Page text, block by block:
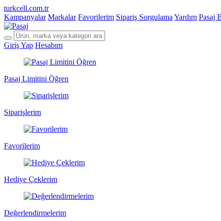
turkcell.com.tr
Kampanyalar Markalar Favorilerim Sipariş Sorgulama Yardım Pasaj
Giriş Yap Hesabım
Pasaj Limitini Öğren
Siparişlerim
Favorilerim
Hediye Çeklerim
Değerlendirmelerim